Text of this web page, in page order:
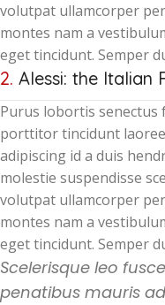
volutpat ullamcorper
montes nam a
eget tincidunt. Semper
2. Alessi: the Italian
Purus lobortis
porttitor tincidunt
adipiscing id a duis
molestie suspendisse
volutpat ullamcorper
montes nam a
eget tincidunt. Semper
Scelerisque leo
penatibus mauris